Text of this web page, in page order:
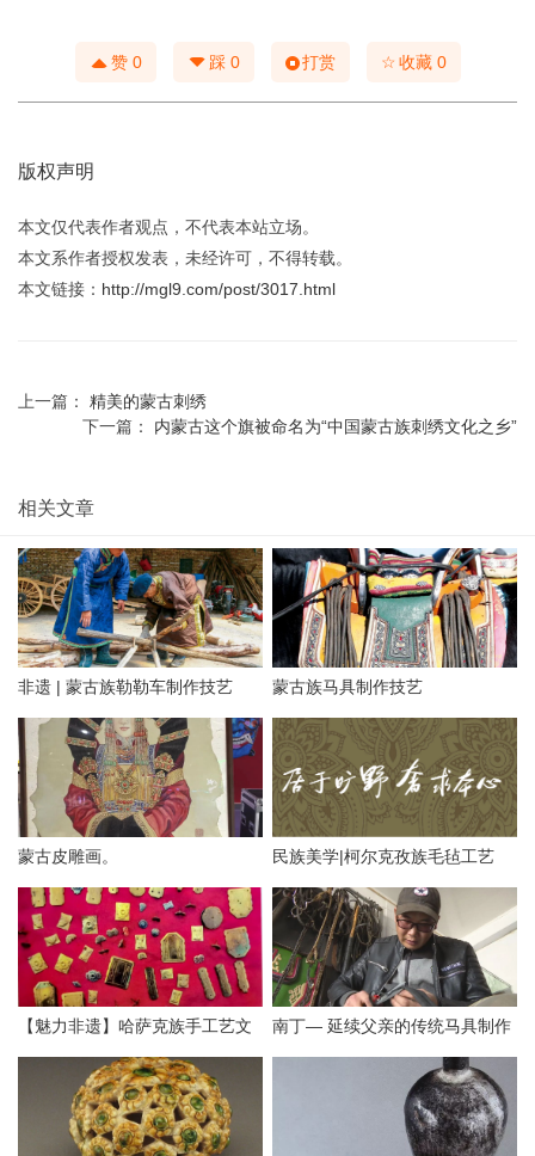
赞 0 踩 0 打赏 ☆收藏 0
版权声明
本文仅代表作者观点，不代表本站立场。
本文系作者授权发表，未经许可，不得转载。
本文链接： http://mgl9.com/post/3017.html
上一篇： 精美的蒙古刺绣
下一篇： 内蒙古这个旗被命名为“中国蒙古族刺绣文化之乡”
相关文章
非遗 | 蒙古族勒勒车制作技艺 蒙古族马具制作技艺
蒙古皮雕画。 民族美学|柯尔克孜族毛毡工艺
【魅力非遗】哈萨克族手工艺文
南丁— 延续父亲的传统马具制作